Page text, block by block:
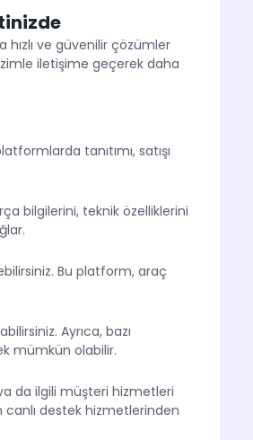
hızlı ve güvenilir çözümler
iletişime geçerek daha
tanıtımı, satışı
bilgilerini, teknik özelliklerini
Bu platform, araç
Ayrıca, bazı
mümkün olabilir.
da ilgili müşteri hizmetleri
canlı destek hizmetlerinden